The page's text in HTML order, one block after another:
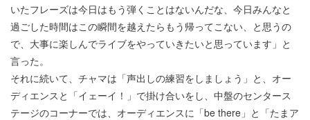
いたフレーズは今日はもう弾くことはないんだな、今日みんなと
過ごした時間はこの瞬間を越えたらもう帰ってこない、と思うの
で、大事に楽しんでライブをやっていきたいと思っています」と
言った。
それに続いて、チャマは「声出しの練習をしましょう」と、オー
ディエンスと「イェーイ！」で掛け合いをし、中盤のセンタース
テージのコーナーでは、オーディエンスに「be there」と「たまア